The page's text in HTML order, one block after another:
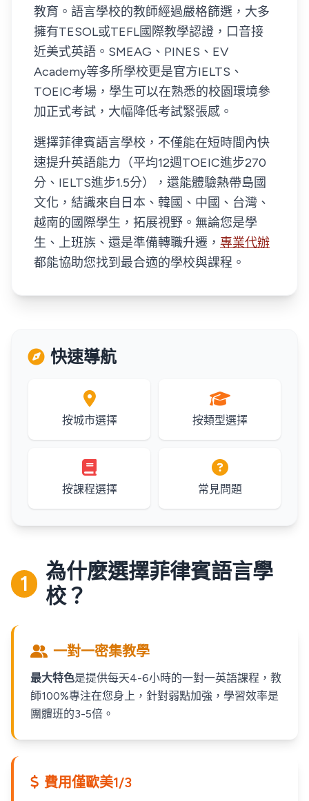
教育。語言學校的教師經過嚴格篩選，大多
擁有TESOL或TEFL國際教學認證，口音接
近美式英語。SMEAG、PINES、EV
Academy等多所學校更是官方IELTS、
TOEIC考場，學生可以在熟悉的校園環境參
加正式考試，大幅降低考試緊張感。
選擇菲律賓語言學校，不僅能在短時間內快
速提升英語能力（平均12週TOEIC進步270
分、IELTS進步1.5分），還能體驗熱帶島國
文化，結識來自日本、韓國、中國、台灣、
越南的國際學生，拓展視野。無論您是學
生、上班族、還是準備轉職升遷， 專業代辦
都能協助您找到最合適的學校與課程。
快速導航
按城市選擇 按類型選擇
按課程選擇 常見問題
1
為什麼選擇菲律賓語言學
校？
一對一密集教學
最大特色是提供每天4-6小時的一對一英語課程，教
師100%專注在您身上，針對弱點加強，學習效率是
團體班的3-5倍。
費用僅歐美1/3